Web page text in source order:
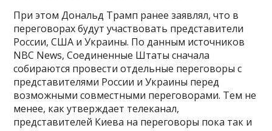
При этом Дональд Трамп ранее заявлял, что в
переговорах будут участвовать представители
России, США и Украины. По данным источников
NBC News, Соединенные Штаты сначала
собираются провести отдельные переговоры с
представителями России и Украины перед
возможными совместными переговорами. Тем не
менее, как утверждает телеканал,
представителей Киева на переговоры пока так и